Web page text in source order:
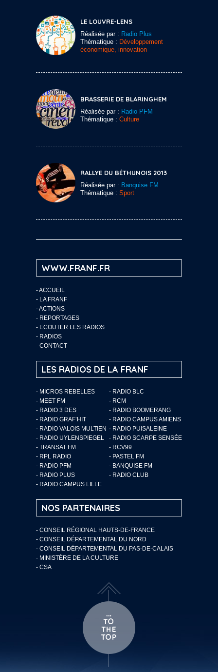
LE LOUVRE-LENS
Réalisée par : Radio Plus
Thématique : Développement
économique, innovation
BRASSERIE DE BLARINGHEM
Réalisée par : Radio PFM
Thématique : Culture
RALLYE DU BÉTHUNOIS 2013
Réalisée par : Banquise FM
Thématique : Sport
WWW.FRANF.FR
-ACCUEIL
- LA FRANF
-ACTIONS
- REPORTAGES
- ECOUTER LES RADIOS
- RADIOS
- CONTACT
LES RADIOS DE LA FRANF
- MICROS REBELLES
- RADIO BLC
- MEET FM
- RCM
- RADIO 3 DES
- RADIO BOOMERANG
- RADIO GRAF’HIT
- RADIO CAMPUS AMIENS
- RADIO VALOIS MULTIEN - RADIO PUISALEINE
- RADIO UYLENSPIEGEL
- RADIO SCARPE SENSÉE
- TRANSAT FM
- RCV99
- RPL RADIO
- PASTEL FM
- RADIO PFM
- BANQUISE FM
- RADIO PLUS
- RADIO CLUB
- RADIO CAMPUS LILLE
NOS PARTENAIRES
- CONSEIL RÉGIONAL HAUTS-DE-FRANCE
- CONSEIL DÉPARTEMENTAL DU NORD
- CONSEIL DÉPARTEMENTAL DU PAS-DE-CALAIS
- MINISTÈRE DE LA CULTURE
- CSA